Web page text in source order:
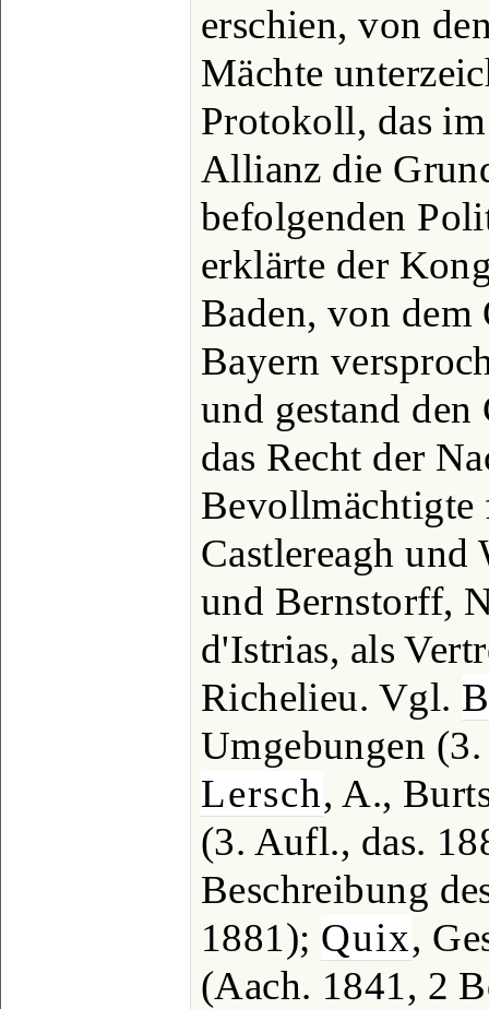
erschien, von
Mächte
Protokoll, das
Allianz die
befolgenden
erklärte der
Baden, von dem
Bayern
und gestand
das Recht der
Bevollmächtigte
Castlereagh
und Bernstorff,
d'Istrias, als
Richelieu. Vgl.
Umgebungen
Lersch, A.,
(3. Aufl., das.
Beschreibung
1881); Quix,
(Aach. 1841, 2